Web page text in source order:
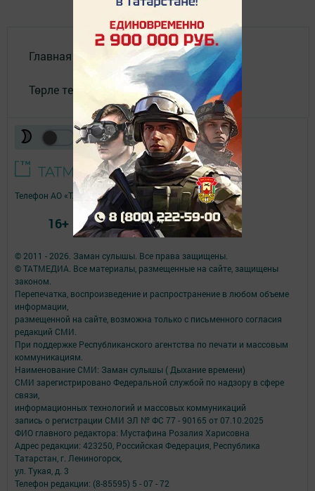
Главная
Төрле темалар
© 2011 - 2026. Заман сулышы. Все права защищены.
© ТАТМЕДИА. Все материалы, размещенные на сайте, защищены
законом.
Перепечатка, воспроизведение и распространение в любом объеме
информации,
размещенной на сайте, возможна только с письменного согласия
редакций СМИ.
При поддержке Республиканского агентства по печати и массовым
коммуникациям.
Наименование СМИ: Заман сулышы ( Дыхание времени)
СМИ зарегистрировано Федеральной службой по надзору в сфере
связи,
информационных технологий и массовых коммуникаций
запись о регистрации СМИ ЭЛ № ФС 77 - 90165 от 07.10.2025
ФИО главного редактора: Мустафина Розалия Харисовна
Адрес редакции: 423250, Российская Федерация, Республика
Татарстан, г. Лениногорск,
ул. Тукая, д. 3
Телефон редакции: (8-85595) 5 - 07 - 72
Телефон АО «ТАТМЕДИА»:(843) 222 09 84
16+